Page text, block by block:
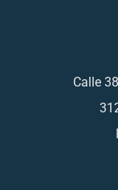
Calle